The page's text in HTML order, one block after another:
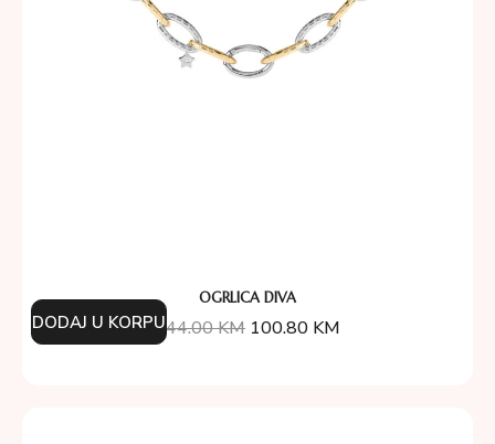
OGRLICA DIVA
144.00KM 100.80 KM
DODAJ U KORPU